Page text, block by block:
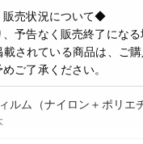
売状況について◆
、予告なく販売終了にな
載されている商品は、ご
ご了承ください。
ム（ナイロン＋ポリエ